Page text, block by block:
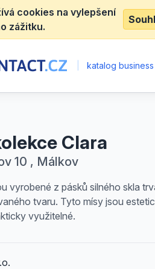
cookies na vylepšení
zážitku.
katalog
Clara
10 , Málkov
vyrobené z pásků silného skla
tvaru. Tyto mísy jsou
využitelné.